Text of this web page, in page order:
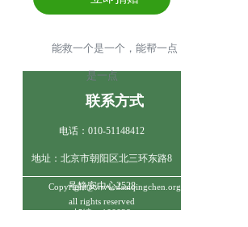
能救一个是一个，能帮一点
是一点
联系方式
电话：010-51148412
地址：北京市朝阳区北三环东路8
号静安中心2528
邮编：100028
Copyright@www.daaiqingchen.org
all rights reserved